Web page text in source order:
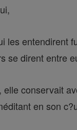
les entendirent
se dirent entre
elle conservait
en son